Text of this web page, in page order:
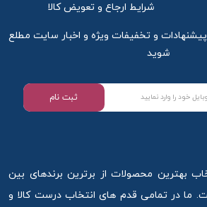
شرایط ارجاع و تعویض کالا
و تخفیفات ویژه و اخبار سایت مطلع
شوید
ثبت نام
بهترین محصولات از برترین برندهای بین
است. ما در تمامی قدم های انتخاب درست کالا و